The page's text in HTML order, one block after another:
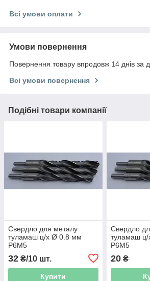
Всі умови оплати
Умови повернення
Повернення товару впродовж 14 днів за
Всі умови повернення
Подібні товари компанії
Свердло для металу
туламаш ц/х Ø 0.8 мм
Р6М5
32 ₴/10 шт.
Купити
Свердло
туламаш
Р6М5
20₴